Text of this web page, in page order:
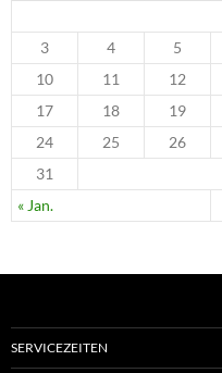
« Jan.
3
4 5
10
11 12
17
18 19
24
25 26
31
SERVICEZEITEN